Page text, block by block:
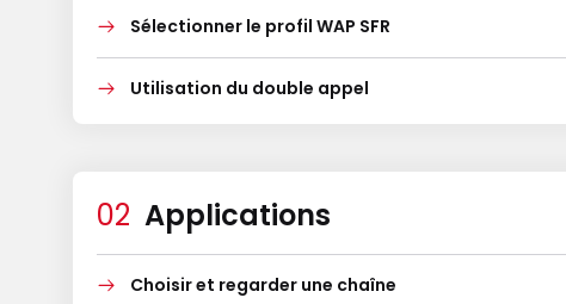
Sélectionner le profil WAP SFR
Utilisation du double appel
Applications
Choisir et regarder une chaîne